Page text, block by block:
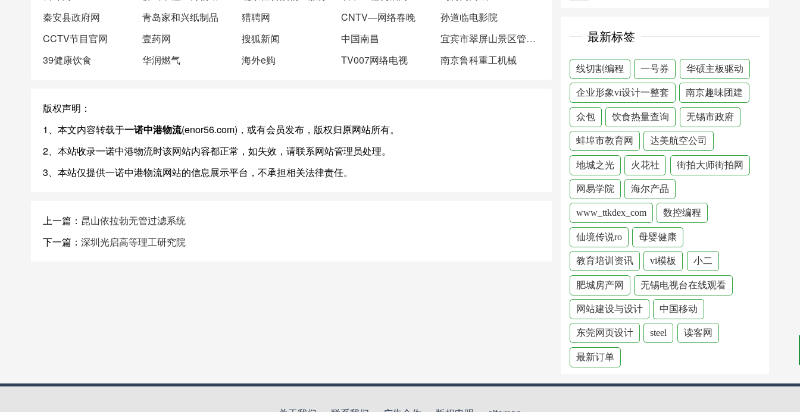
秦安县政府网
青岛家和兴纸制品 猎聘网 CNTV—网络春晚
孙道临电影院
CCTV节目官网
壹药网 搜狐新闻 中国南昌
宜宾市翠屏山景区管理中心
39健康饮食
华润燃气 海外e购 TV007网络电视 南京鲁科重工机械
版权声明：
1、本文内容转载于一诺中港物流(enor56.com)，或有会员发布，版权归原网站所有。
2、本站收录一诺中港物流时该网站内容都正常，如失效，请联系网站管理员处理。
3、本站仅提供一诺中港物流网站的信息展示平台，不承担相关法律责任。
上一篇： 昆山依拉勃无管过滤系统
下一篇： 深圳光启高等理工研究院
最新标签
线切割编程 一号券 华硕主板驱动
企业形象vi设计一整套 南京趣味团建
众包 饮食热量查询 无锡市政府
蚌埠市教育网 达美航空公司
地城之光 火花社 街拍大师街拍网
网易学院 海尔产品
www_ttkdex_com 数控编程
仙境传说ro 母婴健康
教育培训资讯 vi模板 小二
肥城房产网 无锡电视台在线观看
网站建设与设计 中国移动
东莞网页设计 steel 读客网
最新订单